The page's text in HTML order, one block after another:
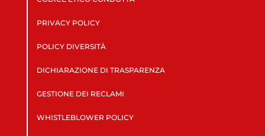
PRIVACY POLICY
POLICY DIVERSITÀ
DICHIARAZIONE DI TRASPARENZA
GESTIONE DEI RECLAMI
WHISTLEBLOWER POLICY